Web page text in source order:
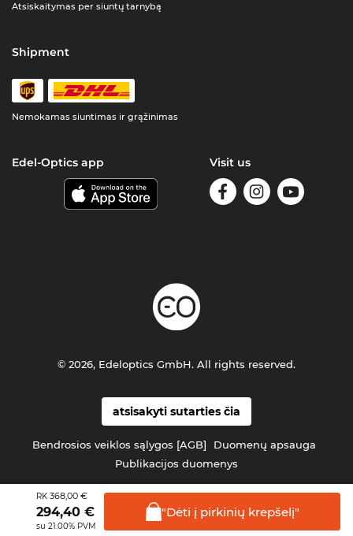
RK 368,00 €
294,40 €
su 21.00% PVM
"Dėti į pirkinių krepšelį"
Atsiskaitymas per siuntų tarnybą
Shipment
Nemokamas siuntimas ir grąžinimas
Edel-Optics app Visit us
atsisakyti sutarties čia
Bendrosios veiklos sąlygos [AGB]
Duomenų apsauga
Publikacijos duomenys
© 2026, Edeloptics GmbH. All rights reserved.